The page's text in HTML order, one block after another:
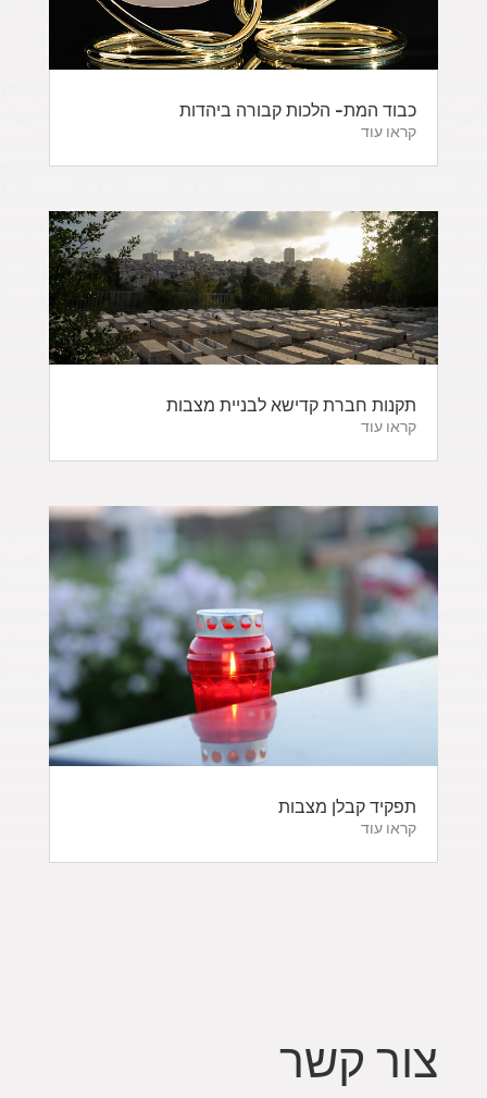
כבוד המת- הלכות קבורה ביהדות
קראו עוד
תקנות חברת קדישא לבניית מצבות
קראו עוד
תפקיד קבלן מצבות
קראו עוד
צור קשר